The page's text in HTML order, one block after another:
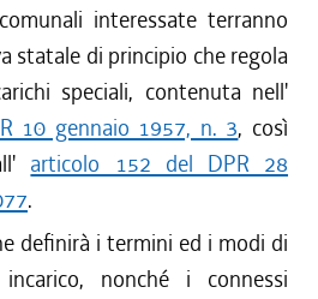
interessate terranno
statale di principio che regola
speciali, contenuta nell'
10 gennaio 1957, n. 3, così
articolo 152 del DPR 28
.
definirà i termini ed i modi di
nonché i connessi